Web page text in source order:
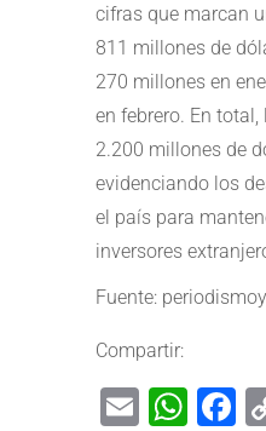
cifras que marcan
811 millones de
270 millones en
en febrero. En
2.200 millones de
evidenciando los
el país para
inversores
Fuente:
Compartir:
Email